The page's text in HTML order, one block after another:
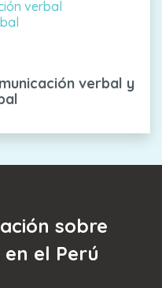
verbal y
sobre
el Perú